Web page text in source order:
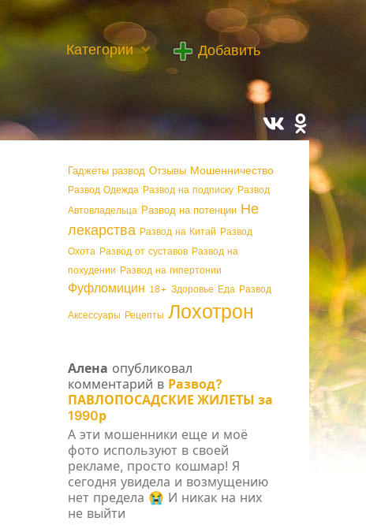
Категории Добавить
Гаджеты развод Отзывы Мошенничество
Развод Одежда Развод на подписку Развод
Автовладельца Развод на потенции Не
лекарства Развод на Китай Развод
Охота Развод от суставов Развод на
похудении Развод на гипертонии
Фуфломицин 18+ Здоровье Еда Развод
Аксессуары Рецепты Лохотрон
Алена опубликовал
комментарий в Развод?
ПАВЛОПОСАДСКИЕ ЖИЛЕТЫ за
1990р
А эти мошенники еще и моё
фото используют в своей
рекламе, просто кошмар! Я
сегодня увидела и возмущению
нет предела 😭 И никак на них
не выйти